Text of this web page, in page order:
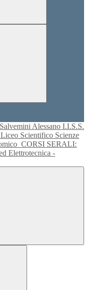
I.I.S.S.
Liceo Scientifico Scienze
CORSI SERALI:
Elettrotecnica -